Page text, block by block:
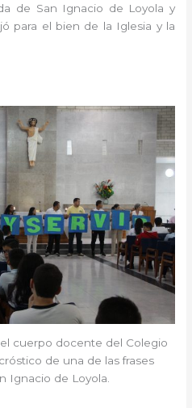
de San Ignacio de Loyola y
para el bien de la Iglesia y la
cuerpo docente del Colegio
de una de las frases
Ignacio de Loyola.